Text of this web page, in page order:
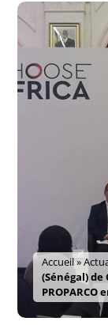
Accueil»
(Sénégal) de
PROPARCO